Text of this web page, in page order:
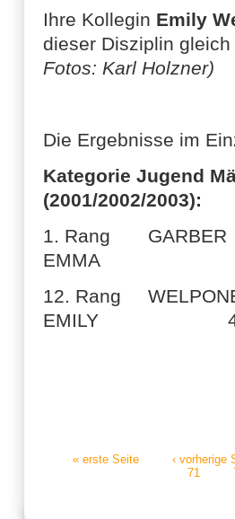
Ihre Kollegin Emily
dieser Disziplin
Fotos: Karl Holzner)
Die Ergebnisse im
Kategorie Jugend
(2001/2002/2003):
1. Rang GARBER
EMMA
12. Rang
EMILY
« erste Seite ‹ vorherige
71